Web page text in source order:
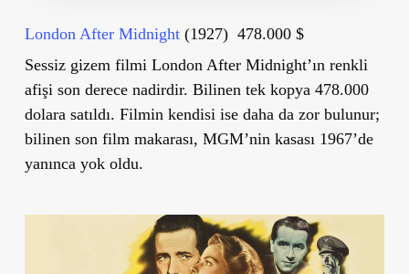
London After Midnight(1927) 478.000 $
Sessiz gizem filmi London After Midnight’ın renkli
afişi son derece nadirdir. Bilinen tek kopya 478.000
dolara satıldı. Filmin kendisi ise daha da zor bulunur;
bilinen son film makarası, MGM’nin kasası 1967’de
yanınca yok oldu.